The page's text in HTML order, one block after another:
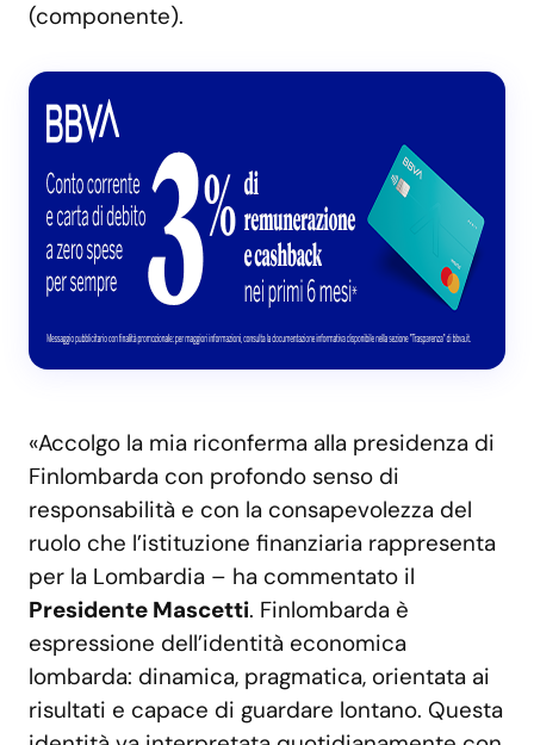
(componente).
«Accolgo la mia riconferma alla presidenza di
Finlombarda con profondo senso di
responsabilità e con la consapevolezza del
ruolo che l’istituzione finanziaria rappresenta
per la Lombardia – ha commentato il
Presidente Mascetti. Finlombarda è
espressione dell’identità economica
lombarda: dinamica, pragmatica, orientata ai
risultati e capace di guardare lontano. Questa